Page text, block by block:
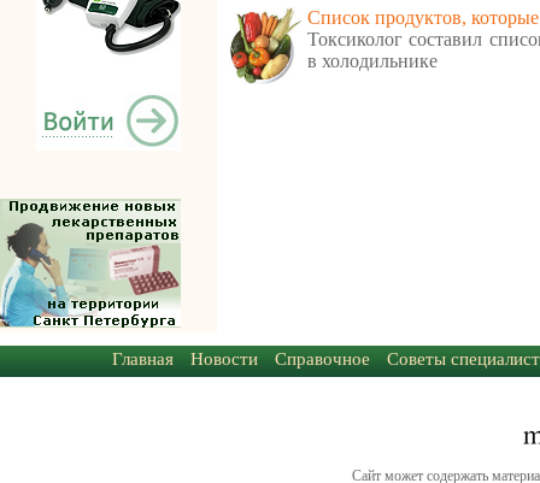
Cписок продуктов,
Токсиколог составил
в холодильнике
Главная Новости Справочное Советы
Сайт может содержать